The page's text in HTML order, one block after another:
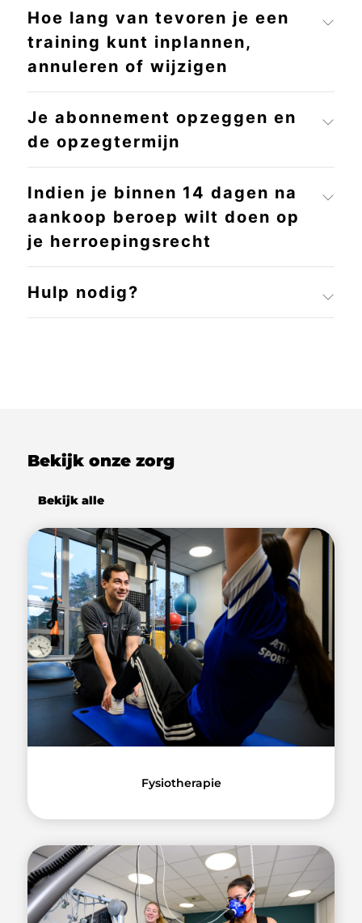
Hoe lang van tevoren je een
training kunt inplannen,
annuleren of wijzigen
Je abonnement opzeggen en
de opzegtermijn
Indien je binnen 14 dagen na
aankoop beroep wilt doen op
je herroepingsrecht
Hulp nodig?
Bekijk onze zorg
Bekijk alle
Fysiotherapie